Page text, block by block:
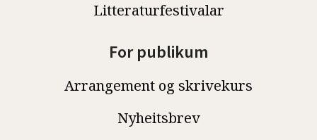
Litteraturfestivalar
For publikum
Arrangement og skrivekurs
Nyheitsbrev